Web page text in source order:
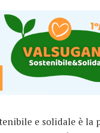
e solidale è la